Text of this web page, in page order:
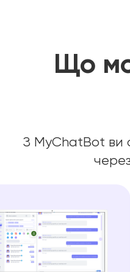
Що
З MyChatBot ви